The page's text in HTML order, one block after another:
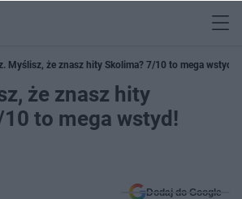
Myślisz, że znasz hity Skolima? 7/10 to mega wstyd!
że znasz hity
to mega wstyd!
Dodaj do Google